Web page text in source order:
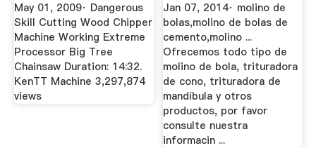
May 01, 2009· Dangerous
Skill Cutting Wood Chipper
Machine Working Extreme
Processor Big Tree
Chainsaw Duration: 14:32.
KenTT Machine 3,297,874
views
Jan 07, 2014· molino de
bolas,molino de bolas de
cemento,molino ...
Ofrecemos todo tipo de
molino de bola, trituradora
de cono, trituradora de
mandíbula y otros
productos, por favor
consulte nuestra
informacin ...